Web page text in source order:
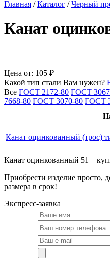
Главная /Каталог /Черный
Канат
Цена от: 105 ₽
Какой тип стали Вам нужен?
Все ГОСТ 2172-80 ГОСТ
7668-80 ГОСТ 3070-80 ГОСТ
Канат оцинкованный (трос)
Канат оцинкованный 51 –
Приобрести изделие просто,
размера в срок!
Экспресс-заявка